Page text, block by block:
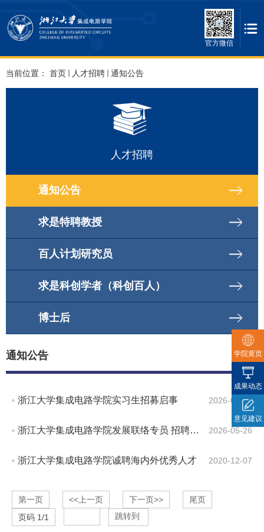
官方微信
当前位置： 首页 人才招聘 通知公告
人才招聘
通知公告
求是特聘教授
百人计划研究员
求是科创学者（科创百人）
博士后
通知公告
浙江大学集成电路学院实习生招募启事 2026-07-17
浙江大学集成电路学院发展联络专员 招聘启事 2026-05-26
浙江大学集成电路学院诚聘海内外优秀人才 2020-12-07
第一页 <<上一页 下一页>>
尾页
页码 1/1 跳转到
学院黄页
成果动态
意见建议